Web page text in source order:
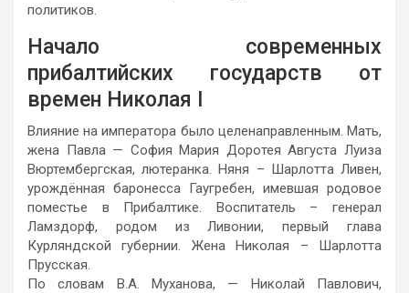
политиков.
Начало современных
прибалтийских государств от
времен Николая I
Влияние на императора было целенаправленным. Мать,
жена Павла — София Мария Доротея Августа Луиза
Вюртембергская, лютеранка. Няня – Шарлотта Ливен,
урождённая баронесса Гаугребен, имевшая родовое
поместье в Прибалтике. Воспитатель – генерал
Ламздорф, родом из Ливонии, первый глава
Курляндской губернии. Жена Николая – Шарлотта
Прусская.
По словам В.А. Муханова, — Николай Павлович,